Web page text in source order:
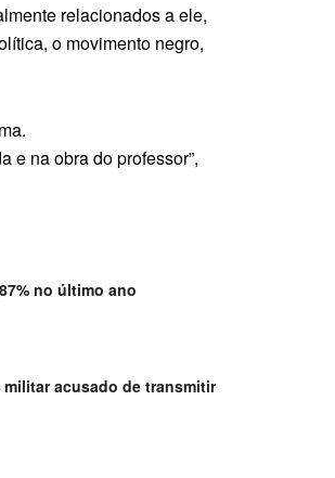
relacionados a ele,
o movimento negro,
e na obra do professor”,
no último ano
acusado de transmitir